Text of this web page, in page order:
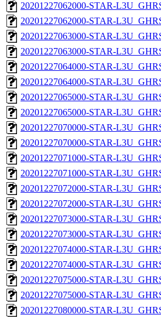
20201227062000-STAR-
20201227062000-STAR-
20201227063000-STAR-
20201227063000-STAR-
20201227064000-STAR-
20201227064000-STAR-
20201227065000-STAR-
20201227065000-STAR-
20201227070000-STAR-
20201227070000-STAR-
20201227071000-STAR-
20201227071000-STAR-
20201227072000-STAR-
20201227072000-STAR-
20201227073000-STAR-
20201227073000-STAR-
20201227074000-STAR-
20201227074000-STAR-
20201227075000-STAR-
20201227075000-STAR-
20201227080000-STAR-